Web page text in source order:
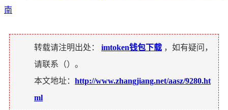
南
转载请注明出处： imtoken钱包下载 ，如有疑问，
请联系（）。
本文地址： http://www.zhangjiang.net/aasz/9280.ht
ml